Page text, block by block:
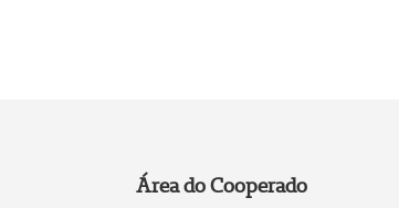
Área do Cooperado